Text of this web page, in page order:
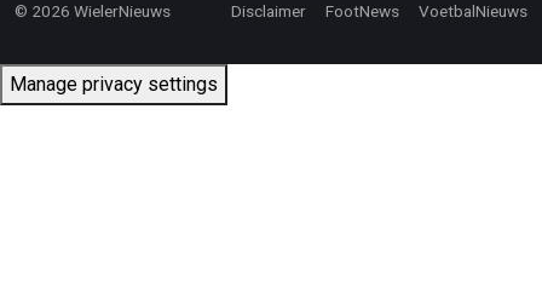
© 2026 WielerNieuws Disclaimer FootNews VoetbalNieuws
Manage privacy settings